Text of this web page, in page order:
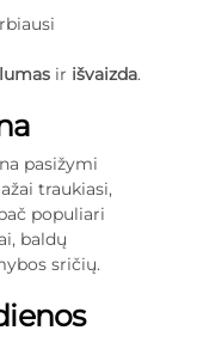
ir išvaizda.
pasižymi
traukiasi,
populiari
baldų
sričių.